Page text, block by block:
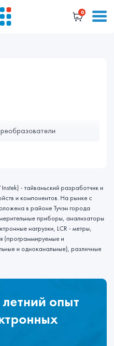
0
- тайваньский разработчик и
и компонентов. На рынке с
в районе Тучэн города
приборы, анализаторы
нагрузки, LCR - метры,
(программируемые и
и одноканальные), различные
опыт